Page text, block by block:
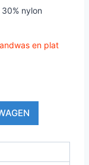
nylon
en plat